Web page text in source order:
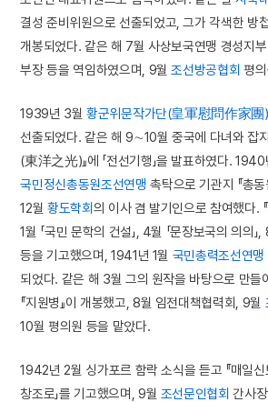
결성 준비위원으로 선출되었고, 그가 각색한 방첩
개봉되었다. 같은 해 7월 사상보국연맹 경성지
부장 등을 역임하였으며, 9월 조선방공협회 평
1939년 3월황군위문작가단(皇軍慰問作家團)
선출되었다. 같은 해 9∼10월 중국에 다녀와 잡지
(東洋之光)』에 「전선기행」을 발표하였다.
국민정신총동원조선연맹 촉탁으로 기관지 『총
12월황도학회의 이사 겸 발기인으로 참여했다.
1월 「국민 문학의 건설」, 4월 「문장보국의 의의」,
등을 기고했으며, 1941년 1월 국민총력조선연맹
되었다. 같은 해 3월 그의 원작을 바탕으로 만들
『지원병』이 개봉했고, 8월 임전대책협력회, 9월
10월 평의원 등을 맡았다.
1942년 2월 싱가포르 함락 소식을 듣고 『매일신
창조로」를 기고했으며, 9월 조선문인협회 간사